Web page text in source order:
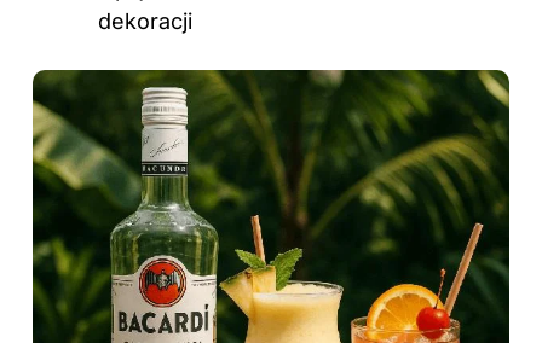
dekoracji